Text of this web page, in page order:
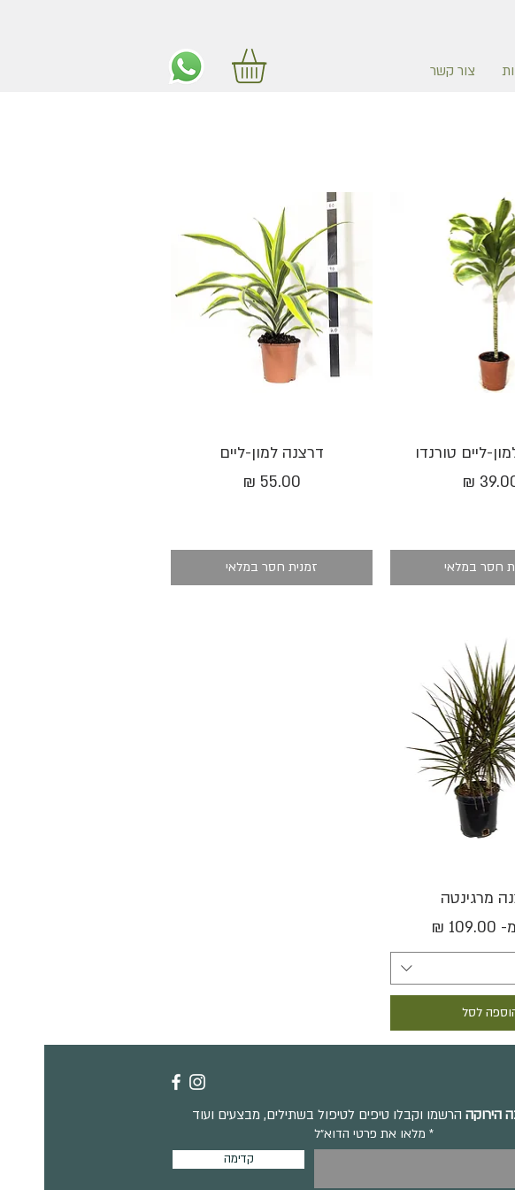
צור קשר
מהירה
ליים טורנדו
חסר במלאי
תצוגה מהירה
דרצנה למון-ליים
מחיר
זמנית חסר במלאי
מהירה
מרגינטה
לסל
קדימה
מלאו את פרטי הדוא״ל
הירוקה הרשמו וקבלו טיפים לטיפול בשתילים, מבצעים ועוד